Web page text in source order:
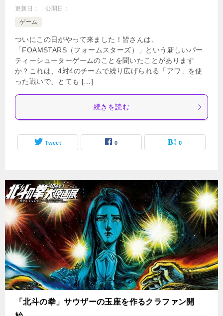
更新日：
公開日：
ゲーム
ついにこの日がやって来ました！皆さんは、
「FOAMSTARS（フォームスターズ）」という新しいパー
ティーシューターゲームのことを聞いたことがあります
か？これは、4対4のチームで繰り広げられる「アワ」を使
った戦いで、とても […]
続きを読む
Tweet 0 0
「北斗の拳」サウザーの玉座を作るクラファン開